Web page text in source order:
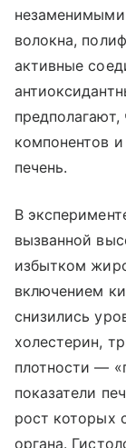
волокна,
активные
компонентов
печень.
В
вызванной
избытком
включением
снизились
холестерин,
плотности —
показатели
рост которых
органа.